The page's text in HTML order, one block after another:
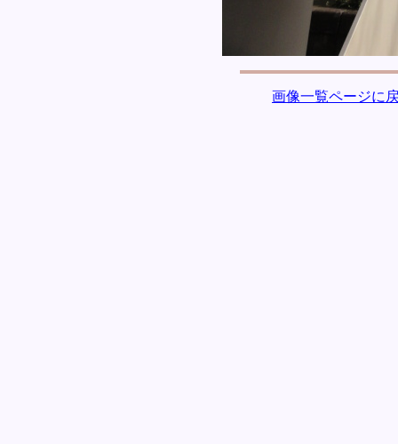
画像一覧ページに